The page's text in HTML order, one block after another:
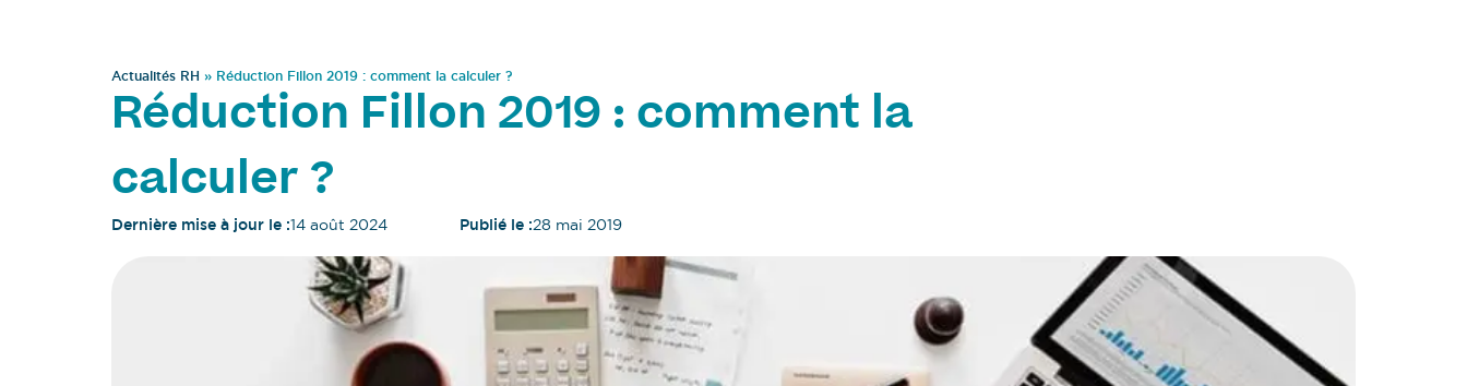
Actualités RH » Réduction Fillon 2019 : comment la calculer ?
Réduction Fillon 2019 : comment la
calculer ?
Dernière mise à jour le :14 août 2024 Publié le :28 mai 2019